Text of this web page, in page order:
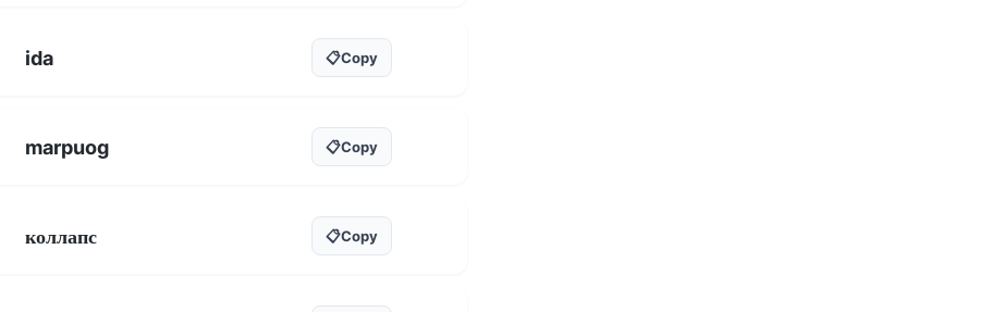
ida 📋Copy
marpuog 📋Copy
коллапс 📋Copy